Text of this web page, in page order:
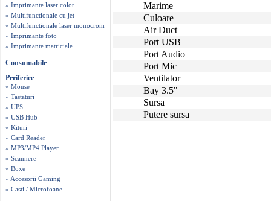
» Imprimante laser color
» Multifunctionale cu jet
» Multifunctionale laser monocrom
» Imprimante foto
» Imprimante matriciale
Consumabile
Periferice
» Mouse
» Tastaturi
» UPS
» USB Hub
» Kituri
» Card Reader
» MP3/MP4 Player
» Scannere
» Boxe
» Accesorii Gaming
» Casti / Microfoane
Marime
Culoare
Air Duct
Port USB
Port Audio
Port Mic
Ventilator
Bay 3.5"
Sursa
Putere sursa